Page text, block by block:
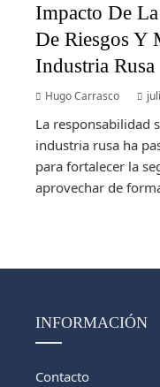
Impacto De
De Riesgos Y
Industria Rusa
Hugo Carrasco
La responsabilidad
industria rusa ha
para fortalecer la
aprovechar de
INFORMACIÓN
Contacto